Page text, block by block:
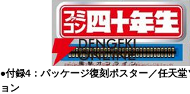
●付録4：パッケージ復刻ポスター／任天
ョン